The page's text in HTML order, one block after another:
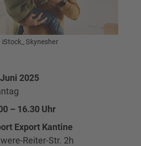
iStock_ Skynesher
2025
– 16.30 Uhr
Export Kantine
Reiter-Str. 2h